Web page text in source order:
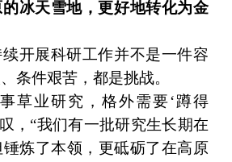
冰天雪地，更好地转化为金
开展科研工作并不是一件容
条件艰苦，都是挑战。
草业研究，格外需要‘蹲得
，“我们有一批研究生长期在
炼了本领，更砥砺了在高原